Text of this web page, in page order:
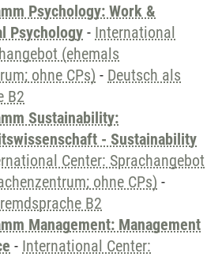
Psychology: Work &
Psychology - International
(ehemals
ohne CPs) - Deutsch als
B2
Sustainability:
- Sustainability
Center: Sprachangebot
ohne CPs) -
B2
Management: Management
- International Center: